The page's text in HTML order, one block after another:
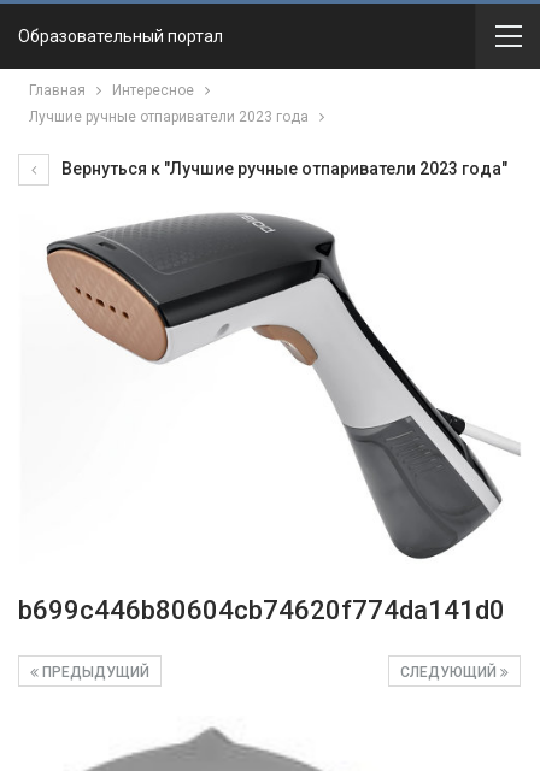
Образовательный портал
Главная
Интересное
Лучшие ручные отпариватели 2023 года
Вернуться к "Лучшие ручные отпариватели 2023 года"
b699c446b80604cb74620f774da141d0
СЛЕДУЮЩИЙ
ПРЕДЫДУЩИЙ